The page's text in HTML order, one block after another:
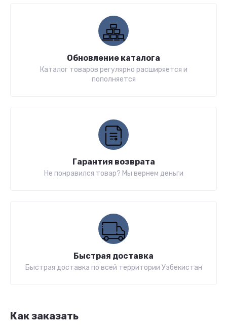
Обновление каталога
Каталог товаров регулярно расширяется и
пополняется
Гарантия возврата
Не понравился товар? Мы вернем деньги
Быстрая доставка
Быстрая доставка по всей территории Узбекистан
Как заказать